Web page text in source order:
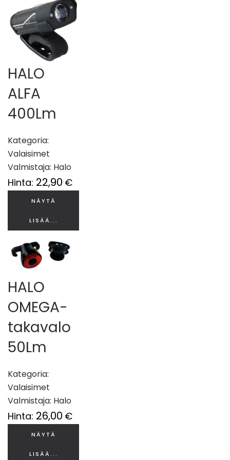
HALO
ALFA
400Lm
Kategoria:
Valaisimet
Valmistaja: Halo
Hinta: 22,90 €
NÄYTÄ
LISÄÄ...
HALO
OMEGA-
takavalo
50Lm
Kategoria:
Valaisimet
Valmistaja: Halo
Hinta: 26,00 €
NÄYTÄ
LISÄÄ...